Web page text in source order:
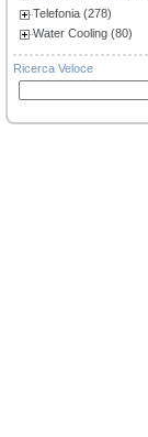
Telefonia (278)
Water Cooling (80)
Ricerca Veloce